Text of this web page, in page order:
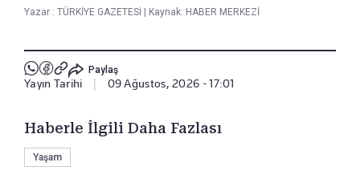
Yazar : TÜRKİYE GAZETESİ Kaynak: HABER MERKEZİ
Paylaş
Yayın Tarihi 09 Ağustos, 2026 - 17:01
Haberle İlgili Daha Fazlası
Yaşam